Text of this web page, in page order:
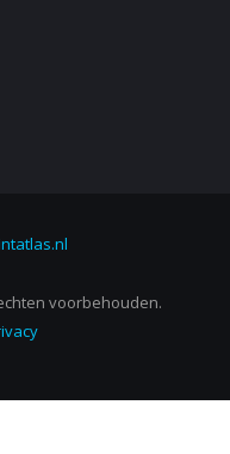
voorbehouden.